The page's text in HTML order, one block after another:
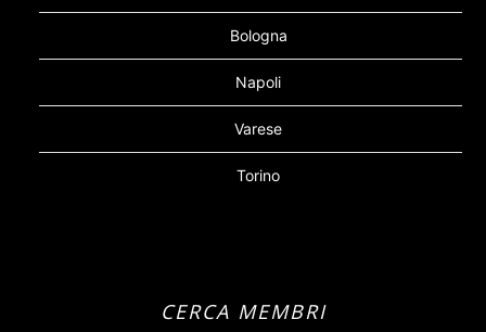
Bologna
Napoli
Varese
Torino
CERCA MEMBRI